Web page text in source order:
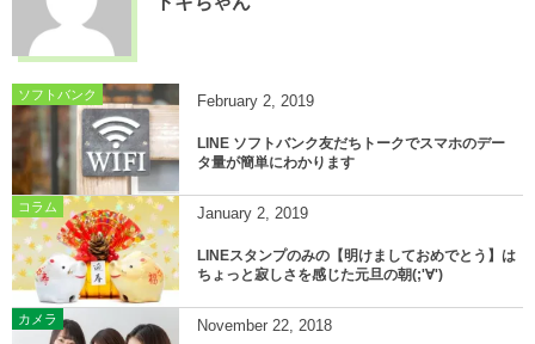
ソフトバンク February 2 2019
LINE ソフトバンク友だちトークでスマホのデー
タ量が簡単にわかります
コラム January 2 2019
LINEスタンプのみの【明けましておめでとう】は
ちょっと寂しさを感じた元旦の朝(;'∀')
カメラ November 22 2018